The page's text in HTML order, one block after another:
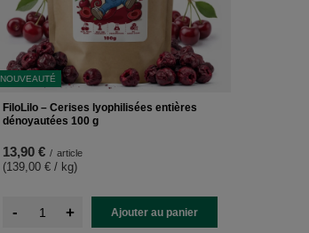
NOUVEAUTÉ
FiloLilo – Cerises lyophilisées entières
dénoyautées 100 g
13,90 € / article
(139,00 € / kg)
- + Ajouter au panier